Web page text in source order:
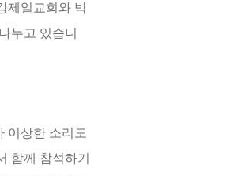
제일교회와 박
누고 있습니
이상한 소리도
함께 참석하기